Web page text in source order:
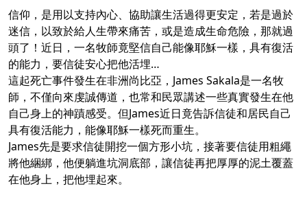
信仰，是用以支持內心、協助讓生活過得更安定，若是過於
迷信，以致於給人生帶來痛苦，或是造成生命危險，那就過
頭了！近日，一名牧師竟堅信自己能像耶穌一樣，具有復活
的能力，要信徒安心把他活埋…
這起死亡事件發生在非洲尚比亞，James Sakala是一名牧
師，不僅向來虔誠傳道，也常和民眾講述一些真實發生在他
自己身上的神蹟感受。但James近日竟告訴信徒和居民自己
具有復活能力，能像耶穌一樣死而重生。
James先是要求信徒開挖一個方形小坑，接著要信徒用粗繩
將他綑綁，他便躺進坑洞底部，讓信徒再把厚厚的泥土覆蓋
在他身上，把他埋起來。